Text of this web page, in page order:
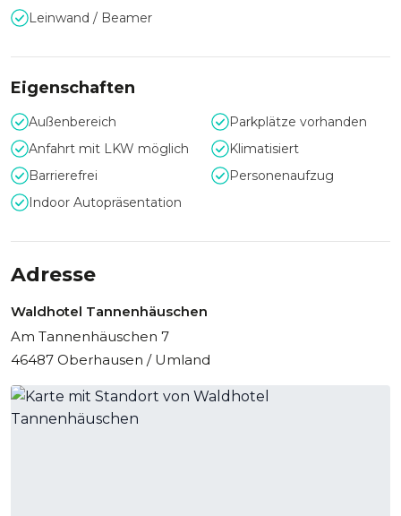
Leinwand / Beamer
Eigenschaften
Außenbereich
Parkplätze vorhanden
Anfahrt mit LKW möglich
Klimatisiert
Barrierefrei
Personenaufzug
Indoor Autopräsentation
Adresse
Waldhotel Tannenhäuschen
Am Tannenhäuschen 7
46487 Oberhausen / Umland